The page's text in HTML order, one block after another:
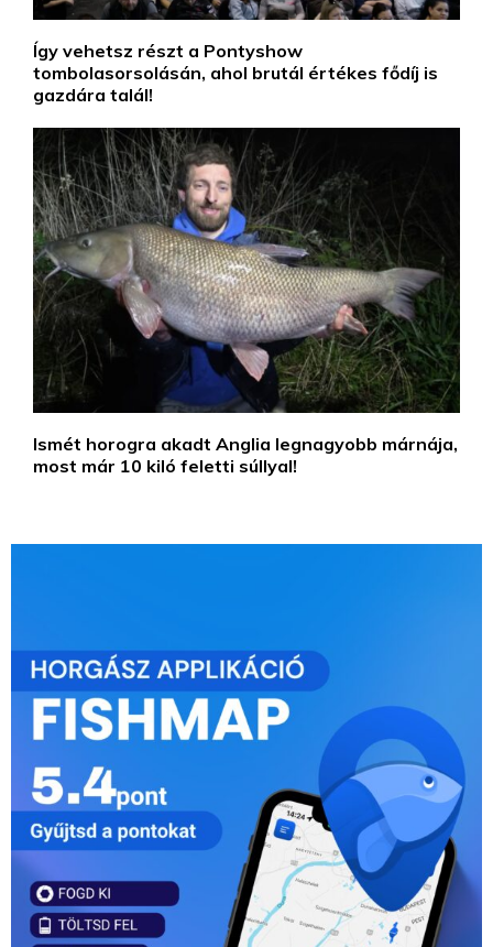
Így vehetsz részt a Pontyshow
tombolasorsolásán, ahol brutál értékes fődíj is
gazdára talál!
Ismét horogra akadt Anglia legnagyobb márnája,
most már 10 kiló feletti súllyal!